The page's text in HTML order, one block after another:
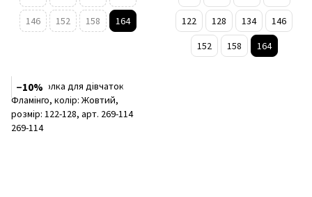
146
152 158 164
122
128 134
146
152
158 164
−10%